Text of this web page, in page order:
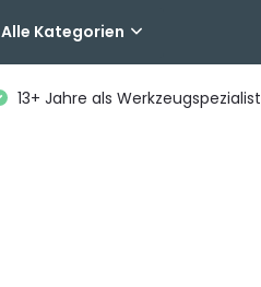
Alle Kategorien
13+ Jahre als Werkzeugspezialist